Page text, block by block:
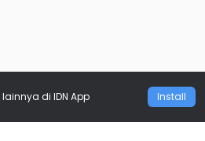
lainnya di IDN App Install